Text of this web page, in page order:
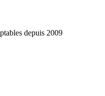
depuis 2009